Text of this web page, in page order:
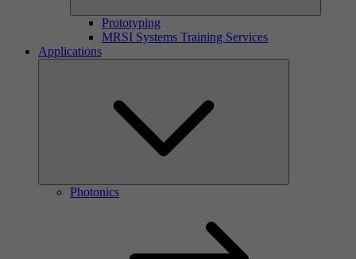
Prototyping
MRSI Systems Training Services
Applications
Photonics